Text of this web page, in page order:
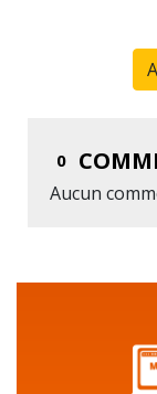
0
Aucun